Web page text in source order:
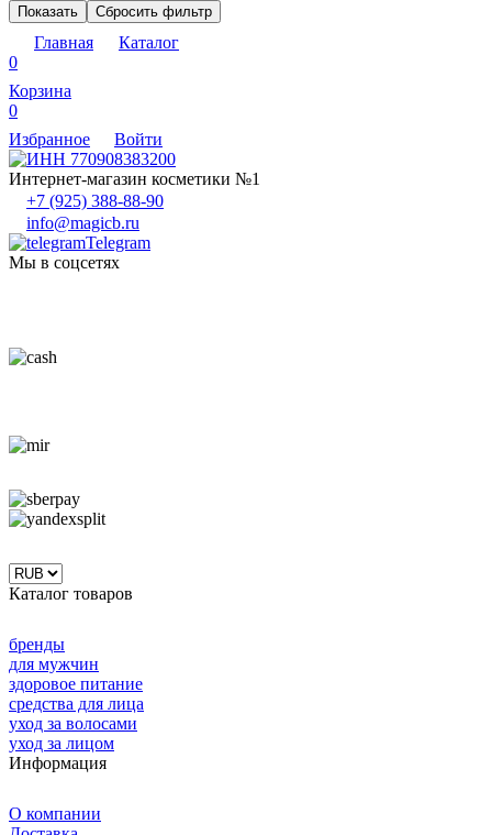
Показать Сбросить фильтр
Главная
Каталог
0
Корзина
0
Избранное
Войти
Интернет-магазин косметики №1
+7 (925) 388-88-90
info@magicb.ru
Telegram
Мы в соцсетях
Каталог товаров
бренды
для мужчин
здоровое питание
средства для лица
уход за волосами
уход за лицом
Информация
О компании